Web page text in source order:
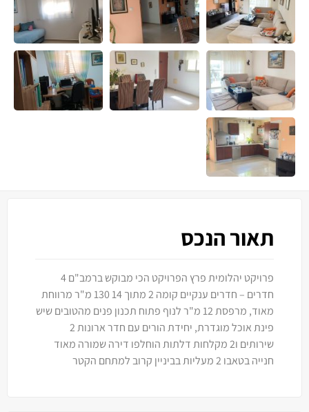
תאור הנכס
פרויקט יהלומית פרץ הפרויקט הכי מבוקש ברמב"ם 4
חדרים – חדרים ענקיים קומה 2 מתוך 14 130 מ"ר מרווחת
מאוד, מרפסת 12 מ"ר לנוף פתוח תכנון פנים מהטובים שיש
פינת אוכל מוגדרת, יחידת הורים עם חדר ארונות 2
שירותים ו2 מקלחות דלתות הוחלפו דירה שמורה מאוד
חנייה בטאבו 2 מעליות בביניין קרוב למתחם הקטר